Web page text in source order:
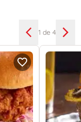
1 de 4